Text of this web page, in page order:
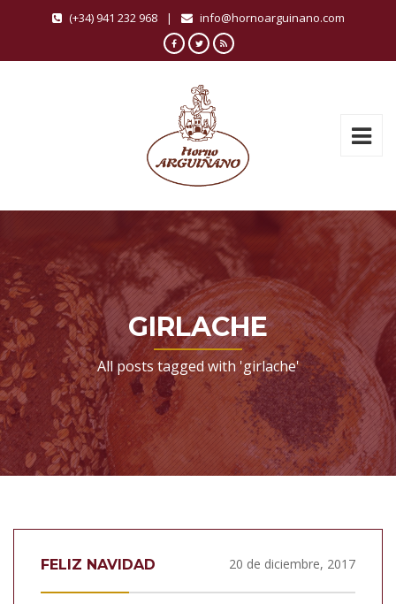
(+34) 941 232 968 | info@hornoarguinano.com
GIRLACHE
All posts tagged with 'girlache'
FELIZ NAVIDAD 20 de diciembre, 2017